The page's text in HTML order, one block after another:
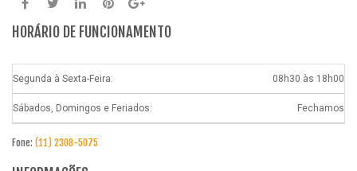
HORÁRIO DE FUNCIONAMENTO
Segunda à Sexta-Feira: 08h30 às 18h00
Sábados, Domingos e Feriados: Fechamos
Fone: (11) 2308-5075